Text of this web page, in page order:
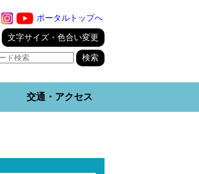
ポータルトップへ
文字サイズ・色合い変更
交通・アクセス